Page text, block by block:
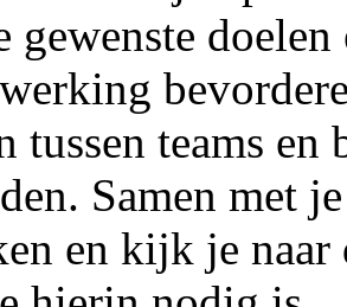
gewenste
tussen teams
Samen met
en kijk je naar